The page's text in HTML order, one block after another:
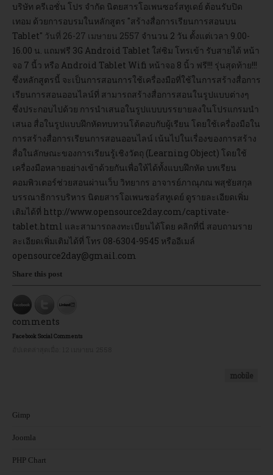
บริษัท ครีเอชั่น โปร จำกัด นิตยสารโอเพนซอร์สทูเดย์ ต้อนรับปิด
เทอม ด้วยการอบรมในหลักสูตร "สร้างสื่อการเรียนการสอนบน
Tablet" วันที่ 26-27 เมษายน 2557 จำนวน 2 วัน ตั้งแต่เวลา 9.00-
16.00 น. แถมฟรี 3G Android Tablet ใส่ซิม โทรเข้า รับสายได้ หน้า
จอ 7 นี้ว หรือ Android Tablet Wifi หน้าจอ 8 นิ้ว ฟรี!!! รุ่นสุดท้าย!!!
ซึ่งหลักสูตรนี้ จะเป็นการสอนการใช้เครื่องมือที่ใช้ในการสร้างสื่อการ
เรียนการสอนออนไลน์ที่ สามารถสร้างสื่อการสอนในรูปแบบต่างๆ
ซึ่งประกอบไปด้วย การนำเสนอในรูปแบบบรรยายลงในโปรแกรมนำ
เสนอ สื่อในรูปแบบฝึกหัดทบทวนโต้ตอบกับผู้เรียน โดยใช้เครื่องมือใน
การสร้างสื่อการเรียนการสอนออนไลน์ เน้นไปในเรื่องของการสร้าง
สื่อในลักษณะของการเรียนรู้เชิงวัตถุ (Learning Object) โดยใช้
เครื่องมือหลายอย่างเข้าด้วยกันเพื่อให้ได้ทั้งแบบฝึกหัด บทเรียน
คอมพิวเตอร์ช่วยสอนผ่านเว็บ วิทยากร อาจารย์ภาณุภณ พสุชัยสกุล
บรรณาธิการบริหาร นิตยสารโอเพนซอร์สทูเดย์ ดูรายละเอียดเพิ่ม
เติมได้ที่ http://www.opensource2day.com/captivate-
tablet.html และสามารถลงทะเบียนได้โดย คลิกที่นี่ สอบถามราย
ละเอียดเพิ่มเติมได้ที่ โทร 08-6304-9545 หรืออีเมล์
opensource2day@gmail.com
Share this post
comments
Facebook Social Comments
mobile
Gimp
Joomla
PHP Chart